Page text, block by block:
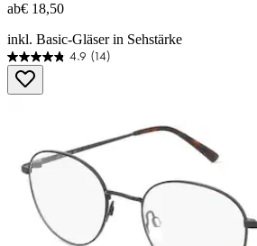
ab€ 18,50
inkl. Basic-Gläser in Sehstärke
4.9 (14)
4.9
von
5
Bewertungen